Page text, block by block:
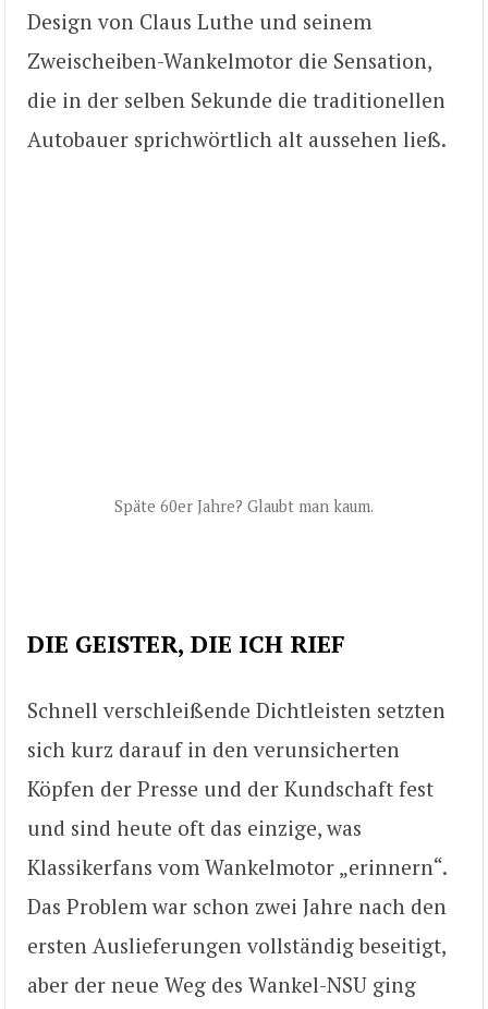
Design von Claus Luthe und seinem
Zweischeiben-Wankelmotor die Sensation,
die in der selben Sekunde die traditionellen
Autobauer sprichwörtlich alt aussehen ließ.
Späte 60er Jahre? Glaubt man kaum.
DIE GEISTER, DIE ICH RIEF
Schnell verschleißende Dichtleisten setzten
sich kurz darauf in den verunsicherten
Köpfen der Presse und der Kundschaft fest
und sind heute oft das einzige, was
Klassikerfans vom Wankelmotor „erinnern“.
Das Problem war schon zwei Jahre nach den
ersten Auslieferungen vollständig beseitigt,
aber der neue Weg des Wankel-NSU ging